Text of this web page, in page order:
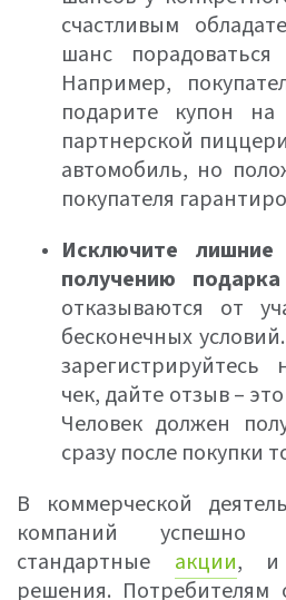
счастливым
шанс
Например,
подарите купон
партнерской
автомобиль, но
покупателя
Исключите
получению подарка
отказываются от
бесконечных
чек, дайте отзыв –
Человек должен
сразу после покупки
В коммерческой
компаний успешно
стандартные акции, и
решения. Потребителям